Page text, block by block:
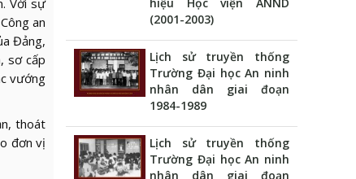
Với sự
an
Đảng,
sơ cấp
vướng
thoát
đơn vị
hiệu Học viện ANND
(2001-2003)
Lịch sử truyền thống
Trường Đại học An ninh
nhân dân giai đoạn
1984-1989
Lịch sử truyền thống
Trường Đại học An ninh
nhân dân giai đoạn